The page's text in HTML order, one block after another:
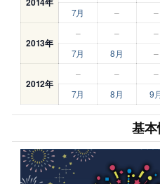
7月
– –
2013年
– – –
7月
8月 –
2012年
– – –
7月
8月 9
基